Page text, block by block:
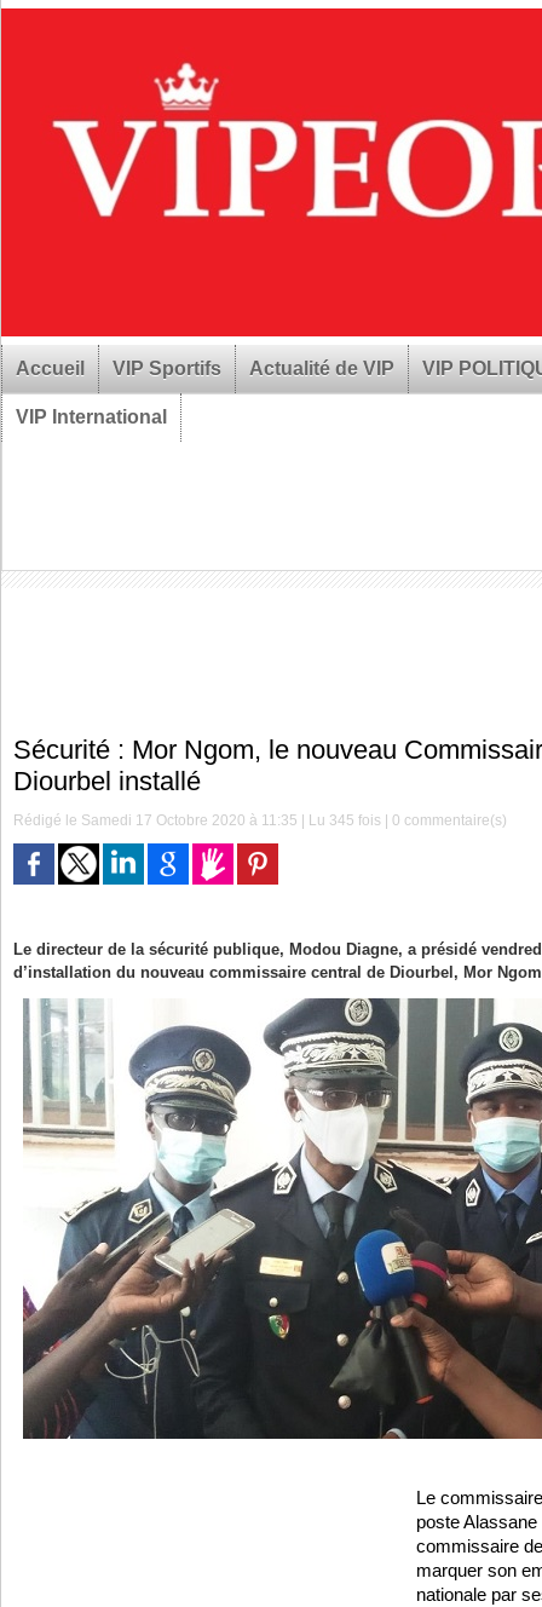
Accueil VIP Sportifs Actualité de VIP VIP
VIP International
Sécurité : Mor Ngom, le nouveau
Diourbel installé
Rédigé le Samedi 17 Octobre 2020 à 11:35 | Lu 345 fois |0 commentaire(s)
Le directeur de la sécurité publique, Modou Diagne, a présidé
d’installation du nouveau commissaire central de Diourbel, Mor
Le
poste
commissaire
marquer son
nationale par